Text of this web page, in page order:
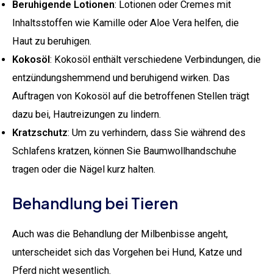
Beruhigende Lotionen: Lotionen oder Cremes mit
Inhaltsstoffen wie Kamille oder Aloe Vera helfen, die
Haut zu beruhigen.
Kokosöl: Kokosöl enthält verschiedene Verbindungen, die
entzündungshemmend und beruhigend wirken. Das
Auftragen von Kokosöl auf die betroffenen Stellen trägt
dazu bei, Hautreizungen zu lindern.
Kratzschutz: Um zu verhindern, dass Sie während des
Schlafens kratzen, können Sie Baumwollhandschuhe
tragen oder die Nägel kurz halten.
Behandlung bei Tieren
Auch was die Behandlung der Milbenbisse angeht,
unterscheidet sich das Vorgehen bei Hund, Katze und
Pferd nicht wesentlich.